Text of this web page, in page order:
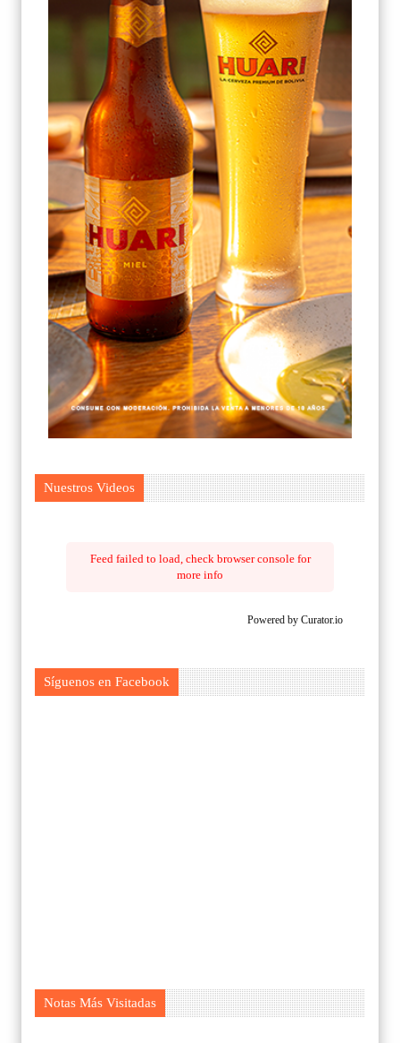
Nuestros Videos
Feed failed to load, check browser console for
more info
Powered by Curator.io
Síguenos en Facebook
Notas Más Visitadas